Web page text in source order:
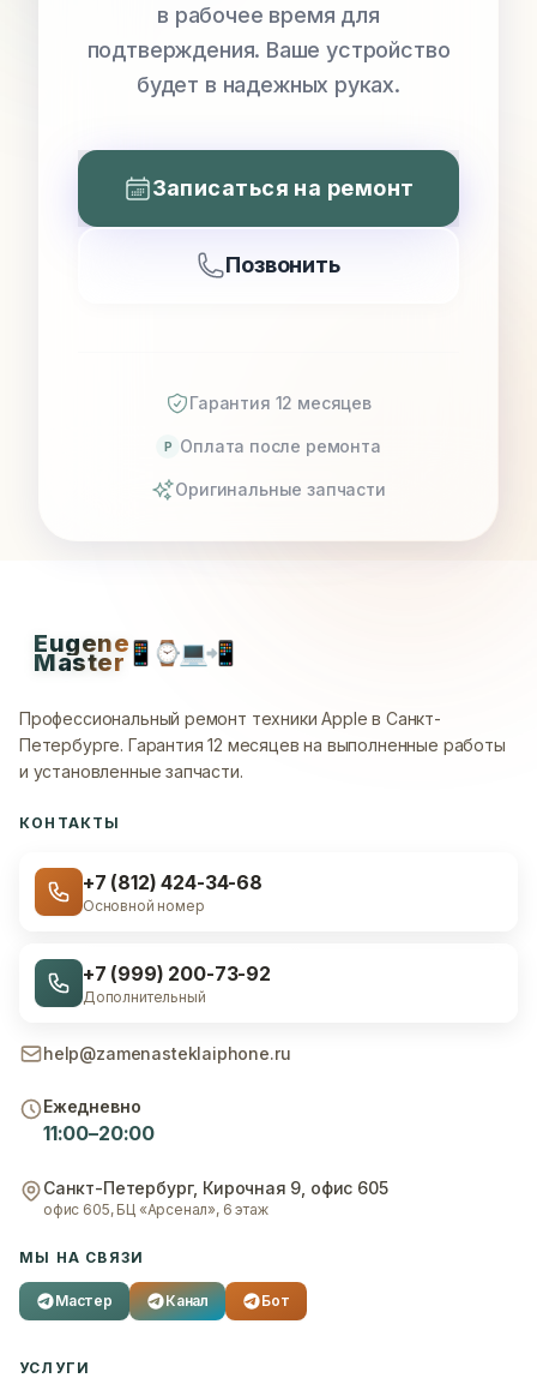
в рабочее время для
подтверждения. Ваше устройство
будет в надежных руках.
Записаться на ремонт
Позвонить
Гарантия 12 месяцев
P Оплата после ремонта
Оригинальные запчасти
Eugene
Master📱 ⌚💻📲
Профессиональный ремонт техники Apple в Санкт-
Петербурге. Гарантия 12 месяцев на выполненные работы
и установленные запчасти.
КОНТАКТЫ
+7 (812) 424-34-68
Основной номер
+7 (999) 200-73-92
Дополнительный
help@zamenasteklaiphone.ru
Ежедневно
11:00–20:00
Санкт-Петербург, Кирочная 9, офис 605
офис 605, БЦ «Арсенал», 6 этаж
МЫ НА СВЯЗИ
Мастер Канал Бот
УСЛУГИ